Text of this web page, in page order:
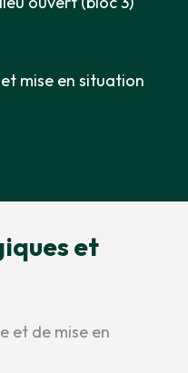
mise en situation
et
et de mise en